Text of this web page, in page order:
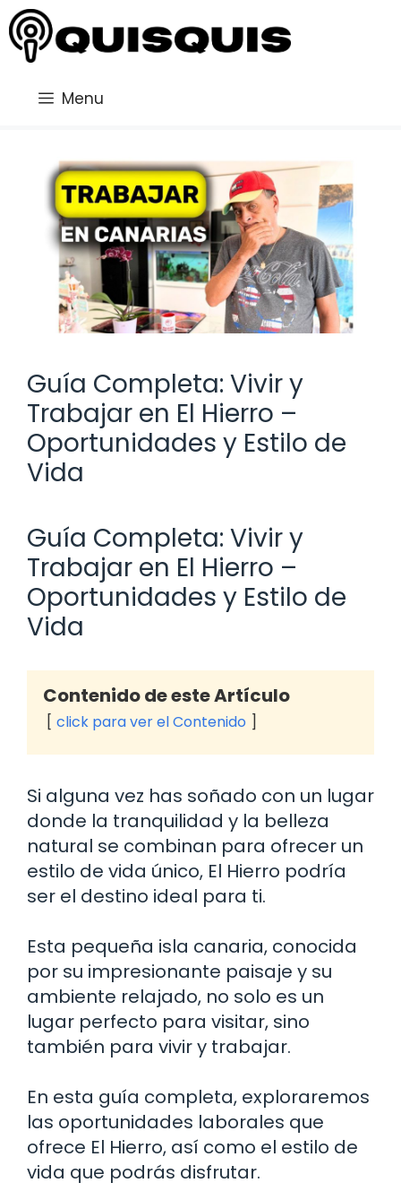
Saltar
al
contenido
Menu
Guía Completa: Vivir y
Trabajar en El Hierro –
Oportunidades y Estilo de
Vida
Guía Completa: Vivir y
Trabajar en El Hierro –
Oportunidades y Estilo de
Vida
Contenido de este Artículo
click para ver el Contenido
Si alguna vez has soñado con un lugar
donde la tranquilidad y la belleza
natural se combinan para ofrecer un
estilo de vida único, El Hierro podría
ser el destino ideal para ti.
Esta pequeña isla canaria, conocida
por su impresionante paisaje y su
ambiente relajado, no solo es un
lugar perfecto para visitar, sino
también para vivir y trabajar.
En esta guía completa, exploraremos
las oportunidades laborales que
ofrece El Hierro, así como el estilo de
vida que podrás disfrutar.